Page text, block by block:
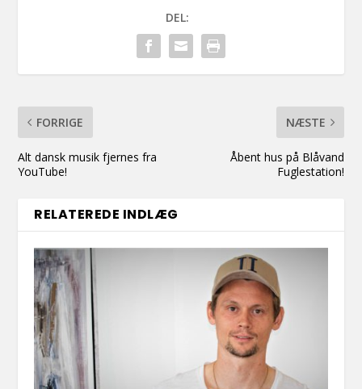
DEL:
FORRIGE
Alt dansk musik fjernes fra
YouTube!
NÆSTE
Åbent hus på Blåvand
Fuglestation!
RELATEREDE INDLÆG